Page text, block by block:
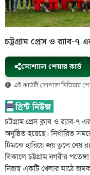
চট্টগ্রাম প্রেস ও র‌্যাব-৭
সোশ্যাল শেয়ার কার্ড
এই কার্ডটি সোশ্যাল মিডিয়ায়
চট্টগ্রাম প্রেস ক্লাব ও র‌্যাব-
অনুষ্ঠিত হয়েছে। নির্ধারিত
টিমকে হারিয়ে জয় তুলে নেয়
বিকালে চট্টগ্রাম নগরীর
নিজস্ব একটি খেলার মাঠে